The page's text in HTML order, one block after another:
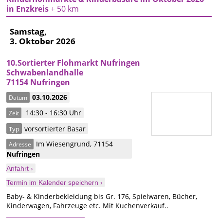
in Enzkreis+ 50 km
Samstag,
3. Oktober 2026
10.Sortierter Flohmarkt Nufringen
Schwabenlandhalle
71154 Nufringen
Datum 03.10.2026
Zeit 14:30 - 16:30 Uhr
Typ vorsortierter Basar
Adresse Im Wiesengrund,71154
Nufringen
Anfahrt ›
Termin im Kalender speichern ›
Baby- & Kinderbekleidung bis Gr. 176, Spielwaren, Bücher,
Kinderwagen, Fahrzeuge etc. Mit Kuchenverkauf..